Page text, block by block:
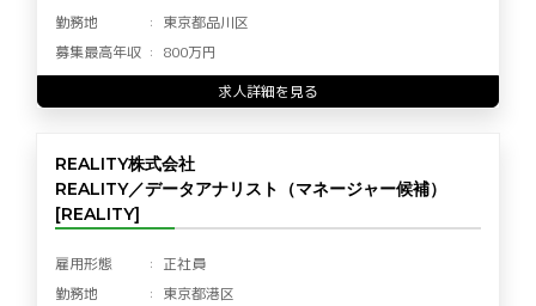
勤務地
東京都品川区
募集最高年収
800万円
求人詳細を見る
REALITY株式会社
REALITY／データアナリスト（マネージャー候補）
[REALITY]
雇用形態
正社員
勤務地
東京都港区